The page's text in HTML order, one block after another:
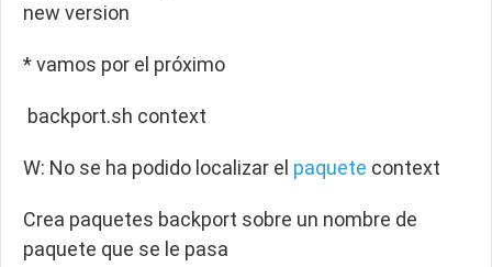
new version
* vamos por el próximo
backport.sh context
W: No se ha podido localizar el paquete context
Crea paquetes backport sobre un nombre de
paquete que se le pasa